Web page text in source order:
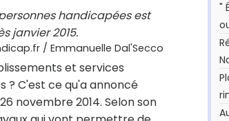
handicapées est
janvier 2015.
/ Emmanuelle Dal'Secco
et services
? C'est ce qu'a annoncé
novembre 2014. Selon son
"